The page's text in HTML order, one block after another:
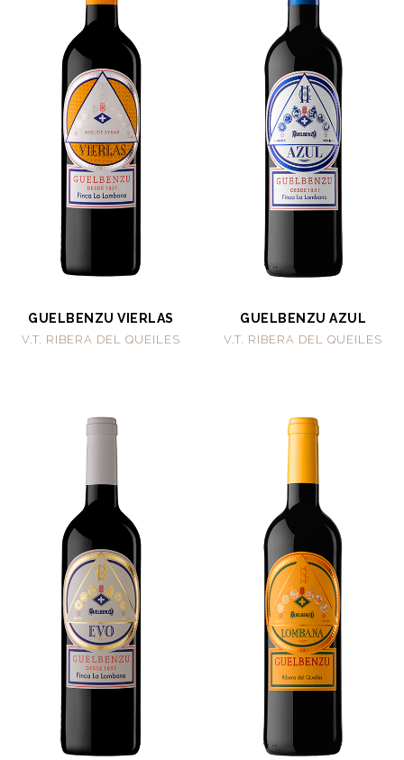
GUELBENZU VIERLAS
V.T. RIBERA DEL QUEILES
GUELBENZU AZUL
V.T. RIBERA DEL QUEILES